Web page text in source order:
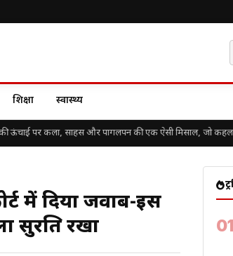
शिक्षा स्वास्थ्य
पर कला, साहस और पागलपन की एक ऐसी मिसाल, जो
में दिया जवाब-इस
रखा
01